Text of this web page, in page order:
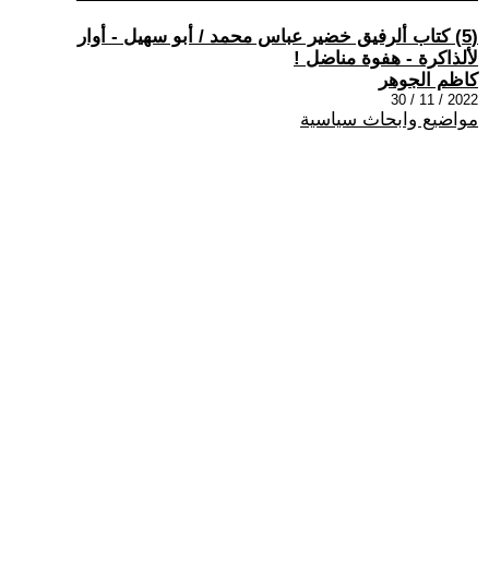
(5) كتاب ألرفيق خضير عباس محمد / أبو سهيل - أوار
لألذاكرة - هفوة مناضل !
كاظم الجوهر
2022 / 11 / 30
مواضيع وابحاث سياسية